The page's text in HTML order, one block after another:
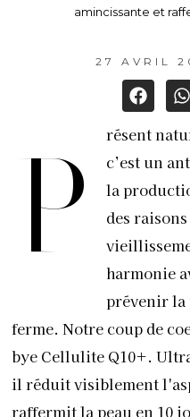
amincissante et
27 AVRIL
P
résent
c’est un
la
des
harmonie
prévenir la
ferme. Notre coup de
bye Cellulite Q10+.
il réduit visiblement
raffermit la peau en 10